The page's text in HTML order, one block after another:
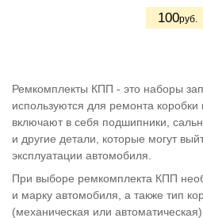
100руб.
Ремкомплекты КПП - это наборы
используются для ремонта
включают в себя подшипники,
и другие детали, которые могут
эксплуатации автомобиля.
При выборе ремкомплекта КПП
и марку автомобиля, а также тип
(механическая или